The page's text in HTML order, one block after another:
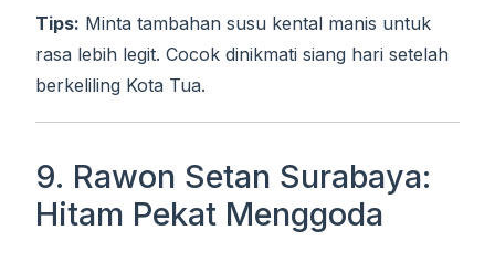
Tips: Minta tambahan susu kental manis untuk
rasa lebih legit. Cocok dinikmati siang hari setelah
berkeliling Kota Tua.
9. Rawon Setan Surabaya:
Hitam Pekat Menggoda